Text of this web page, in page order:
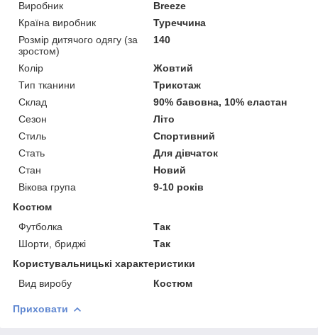
Виробник
Breeze
Країна виробник
Туреччина
Розмір дитячого одягу (за
зростом)
140
Колір
Жовтий
Тип тканини
Трикотаж
Склад
90% бавовна, 10% еластан
Сезон
Літо
Стиль
Спортивний
Стать
Для дівчаток
Стан
Новий
Вікова група
9-10 років
Костюм
Футболка
Так
Шорти, бриджі
Так
Користувальницькі характеристики
Вид виробу
Костюм
Приховати